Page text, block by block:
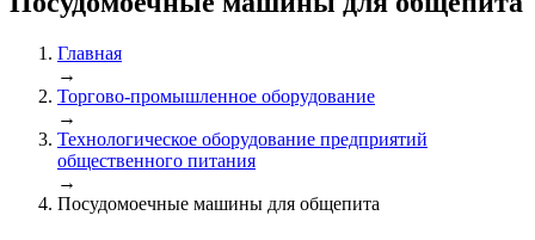
Главная
→
Торгово-промышленное оборудование
→
Технологическое оборудование предприятий
общественного питания
→
Посудомоечные машины для общепита